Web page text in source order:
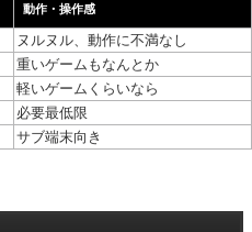
動作・操作感
ヌルヌル、動作に不満なし
重いゲームもなんとか
軽いゲームくらいなら
必要最低限
サブ端末向き